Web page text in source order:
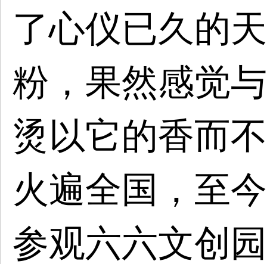
了心仪已久的
粉，果然感觉
烫以它的香而
火遍全国，至
参观六六文创